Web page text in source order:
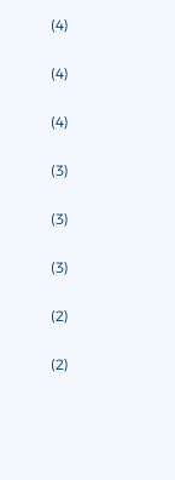
(4)
(4)
(4)
(3)
(3)
(3)
(2)
(2)